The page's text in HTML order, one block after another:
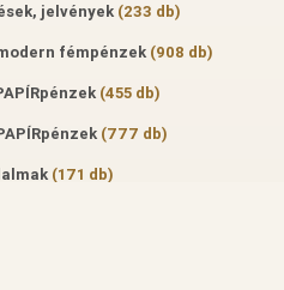
jelvények (233 db)
fémpénzek (908 db)
(455 db)
(777 db)
(171 db)